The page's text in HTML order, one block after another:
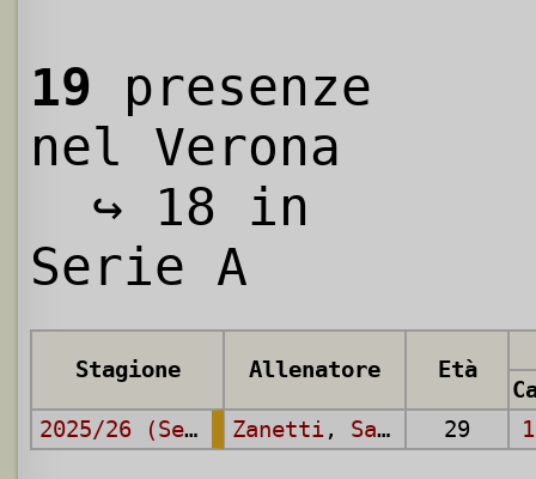
19 presenze
nel Verona
↪ 18 in
Serie A
Stagione Allenatore Età
2025/26 (Serie A) Zanetti, Sammarco 29